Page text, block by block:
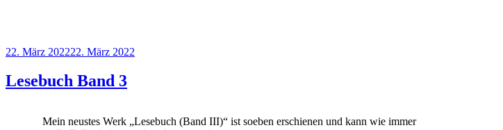
Veröffentlicht
22. März 202222. März 2022
Lesebuch Band 3
Mein neustes Werk „Lesebuch (Band III)“ ist soeben erschienen und kann wie immer